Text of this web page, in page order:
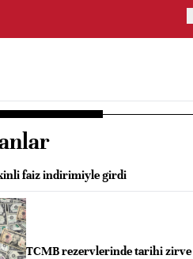
faiz indirimiyle girdi
TCMB rezervlerinde tarihi zirve